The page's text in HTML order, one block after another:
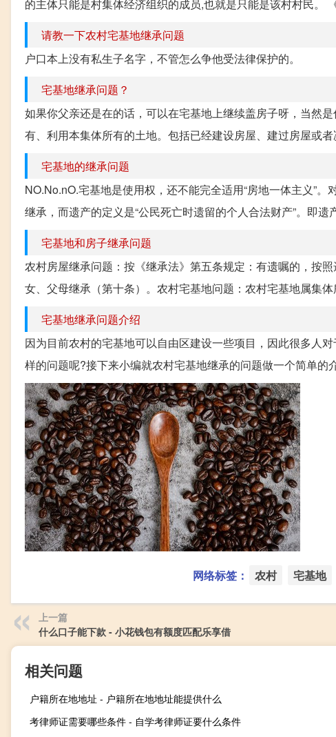
的主体只能是村集体经济组织的成员,也就是只能是该村村民。
请教一下农村宅基地继承问题
户口本上没有私生子名字，不管怎么争他受法律保护的。
宅基地继承问题？
如果你父亲还是在的话，可以在宅基地上继续盖房子呀，当然
有、利用本集体所有的土地。包括已经建设房屋、建过房屋或
宅基地的继承问题
NO.No.nO.宅基地是使用权，还不能完全适用“房地一体主义”
继承，而遗产的定义是“公民死亡时遗留的个人合法财产”。即
宅基地和房子继承问题
农村房屋继承问题：按《继承法》第五条规定：有遗嘱的，按
女、父母继承（第十条）。农村宅基地问题：农村宅基地属集
宅基地继承问题介绍
因为目前农村的宅基地可以自由区建设一些项目，因此很多人
样的问题呢?接下来小编就农村宅基地继承的问题做一个简单
网络标签： 农村 宅基地
上一篇
什么口子能下款 - 小花钱包有额度匹配乐享借
相关问题
户籍所在地地址 - 户籍所在地地址能提供什么
考律师证需要哪些条件 - 自学考律师证要什么条件